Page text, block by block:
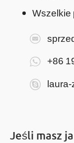
Wszelkie
+86
Jeśli masz